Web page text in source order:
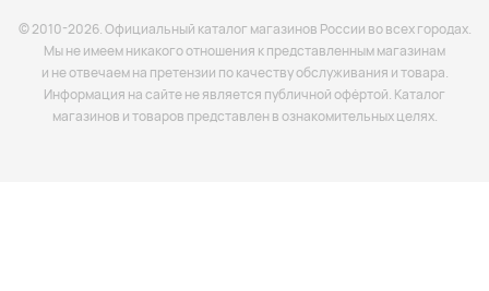
© 2010-2026. Официальный каталог магазинов России во всех городах.
Мы не имеем никакого отношения к представленным магазинам
и не отвечаем на претензии по качеству обслуживания и товара.
Информация на сайте не является публичной офёртой. Каталог
магазинов и товаров представлен в ознакомительных целях.